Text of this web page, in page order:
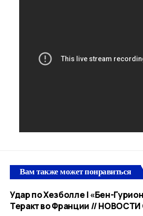
Вам также может понравиться
Удар по Хезболле | «Бен-
Теракт во Франции // НОВОСТИ